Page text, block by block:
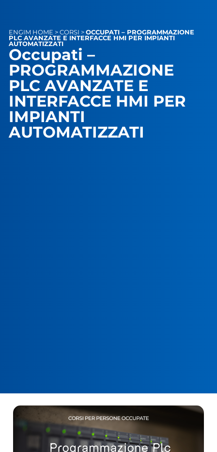
ENGIM HOME > CORSI > OCCUPATI – PROGRAMMAZIONE
PLC AVANZATE E INTERFACCE HMI PER IMPIANTI
AUTOMATIZZATI
Occupati –
PROGRAMMAZIONE
PLC AVANZATE E
INTERFACCE HMI PER
IMPIANTI
AUTOMATIZZATI